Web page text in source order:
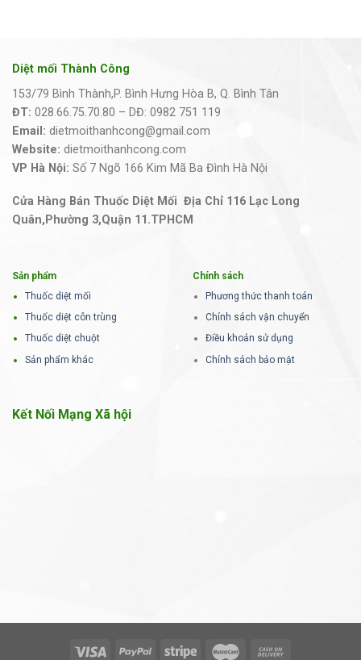
Diệt mối Thành Công
153/79 Bình Thành,P. Bình Hưng Hòa B, Q. Bình Tân
ĐT: 028.66.75.70.80 – DĐ: 0982 751 119
Email: dietmoithanhcong@gmail.com
Website: dietmoithanhcong.com
VP Hà Nội: Số 7 Ngõ 166 Kim Mã Ba Đình Hà Nội
Cửa Hàng Bán Thuốc Diệt Mối Địa Chỉ 116 Lạc Long
Quân,Phường 3,Quận 11.TPHCM
Sản phẩm
Thuốc diệt mối
Thuốc diệt côn trùng
Thuốc diệt chuột
Sản phẩm khác
Chính sách
Phương thức thanh toán
Chính sách vận chuyển
Điều khoản sử dụng
Chính sách bảo mật
Kết Nối Mạng Xã hội